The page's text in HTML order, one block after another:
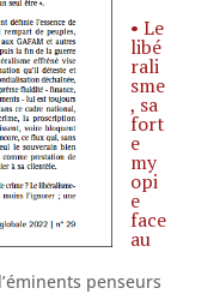
• Le
libé
rali
sme
, sa
fort
e
my
opi
e
face
au
penseurs